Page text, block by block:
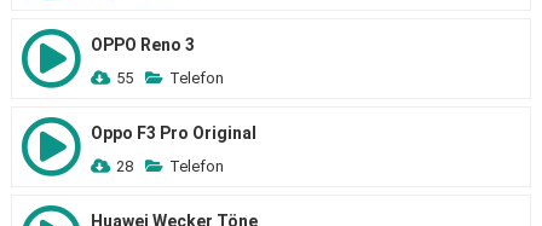
OPPO Reno 3
55 Telefon
Oppo F3 Pro Original
28 Telefon
Huawei Wecker Töne